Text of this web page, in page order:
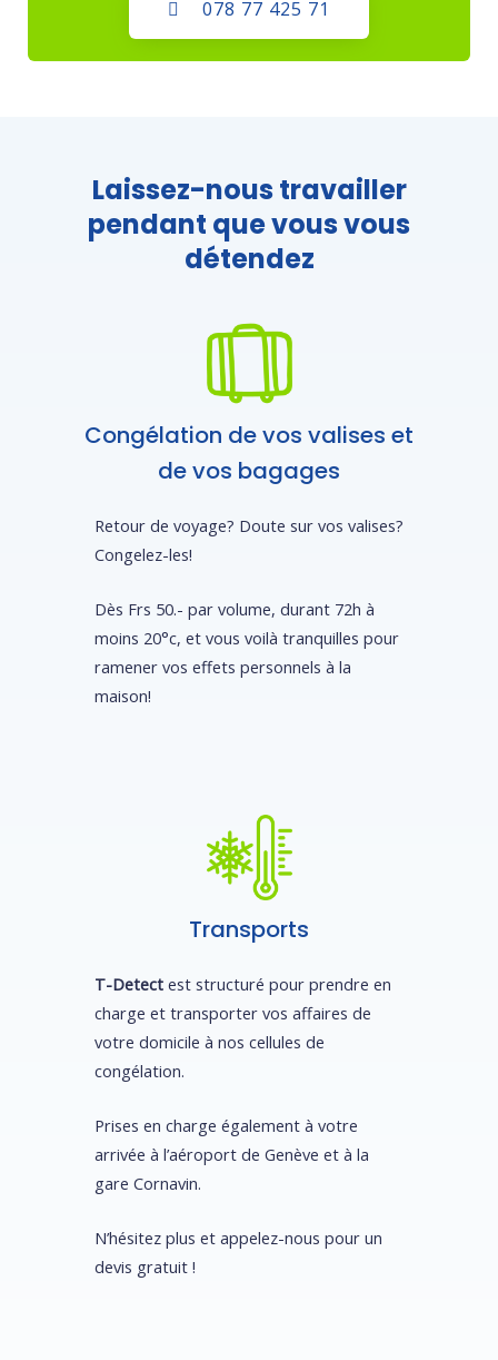
078 77 425 71
Laissez-nous travailler
pendant que vous vous
détendez
Congélation de vos valises et
de vos bagages
Retour de voyage? Doute sur vos valises?
Congelez-les!
Dès Frs 50.- par volume, durant 72h à
moins 20°c, et vous voilà tranquilles pour
ramener vos effets personnels à la
maison!
Transports
T-Detect est structuré pour prendre en
charge et transporter vos affaires de
votre domicile à nos cellules de
congélation.
Prises en charge également à votre
arrivée à l’aéroport de Genève et à la
gare Cornavin.
N’hésitez plus et appelez-nous pour un
devis gratuit !